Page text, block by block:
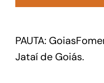
PAUTA:
Jataí de Goiás.